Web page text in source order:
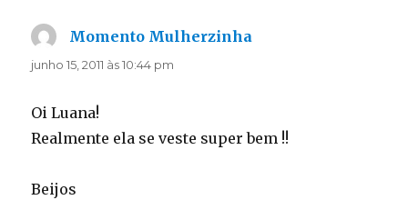
Momento Mulherzinha
junho 15, 2011 às 10:44 pm
Oi Luana!
Realmente ela se veste super bem !!
Beijos